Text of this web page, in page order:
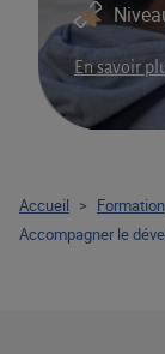
En savoir
Accueil > Formation
Accompagner le